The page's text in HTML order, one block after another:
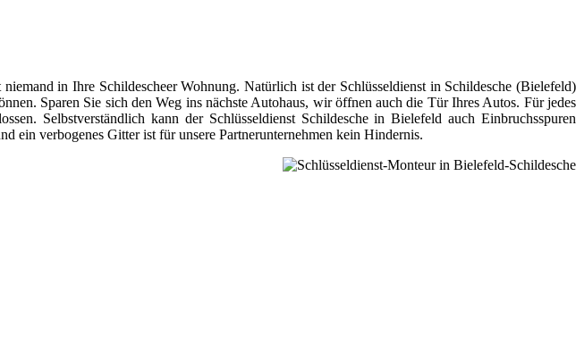
in Ihre Schildescheer Wohnung. Natürlich ist der Schlüsseldienst in Schildesche (Bielefeld)
Sparen Sie sich den Weg ins nächste Autohaus, wir öffnen auch die Tür Ihres Autos. Für jedes
Selbstverständlich kann der Schlüsseldienst Schildesche in Bielefeld auch Einbruchsspuren
ein verbogenes Gitter ist für unsere Partnerunternehmen kein Hindernis.